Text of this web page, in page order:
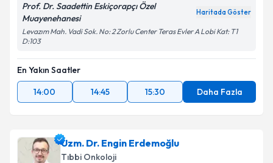
Takvim Talebini Gönder
Prof. Dr. Saadettin Eskiçorapçı Özel
Muayenehanesi
Haritada Göster
Levazım Mah. Vadi Sok. No: 2 Zorlu Center Teras Evler A Lobi Kat: T1
D:103
En Yakın Saatler
14:00
14:45 15:30 Daha Fazla
Uzm. Dr. Engin Erdemoğlu
Tıbbi Onkoloji